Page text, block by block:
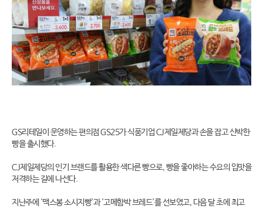
GS리테일이 운영하는 편의점 GS25가 식품기업 CJ제일제당과 손을 잡고 신박한
빵을 출시했다.
CJ제일제당의 인기 브랜드를 활용한 색다른 빵으로, 빵을 좋아하는 수요의 입맛을
저격하는 길에 나선다.
지난주에 '맥스봉 소시지빵'과 '고메함박 브레드'를 선보였고, 다음 달 초에 최고